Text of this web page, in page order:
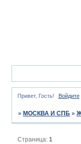
Привет, Гость! Войдите
» МОСКВА И СПБ »
Страница:1